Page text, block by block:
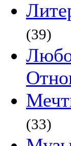
(39)
(33)